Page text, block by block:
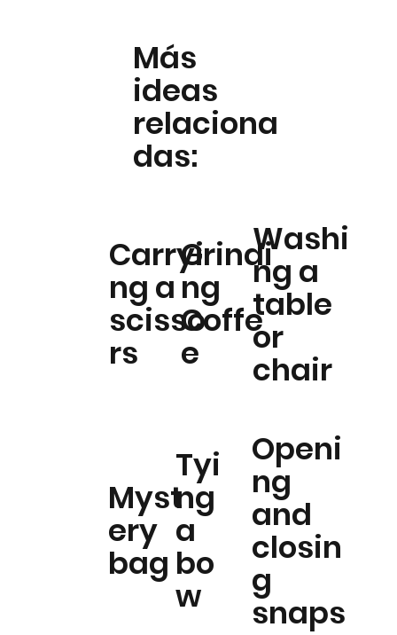
Más
ideas
relaciona
das:
Carryi
ng a
scisso
rs
Grindi
ng
Coffe
e
Washi
ng a
table
or
chair
Myst
ery
bag
Tyi
ng
a
bo
w
Openi
ng
and
closin
g
snaps